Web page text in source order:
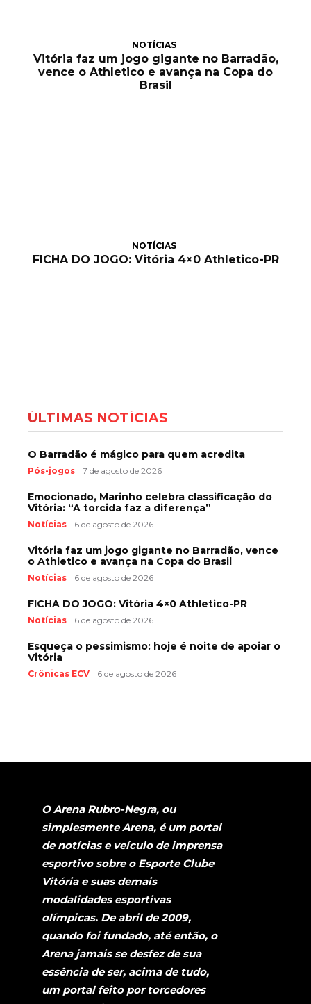
NOTÍCIAS
Vitória faz um jogo gigante no Barradão,
vence o Athletico e avança na Copa do
Brasil
NOTÍCIAS
FICHA DO JOGO: Vitória 4×0 Athletico-PR
ÚLTIMAS NOTÍCIAS
O Barradão é mágico para quem acredita
Pós-jogos 7 de agosto de 2026
Emocionado, Marinho celebra classificação do
Vitória: “A torcida faz a diferença”
Notícias 6 de agosto de 2026
Vitória faz um jogo gigante no Barradão, vence
o Athletico e avança na Copa do Brasil
Notícias 6 de agosto de 2026
FICHA DO JOGO: Vitória 4×0 Athletico-PR
Notícias 6 de agosto de 2026
Esqueça o pessimismo: hoje é noite de apoiar o
Vitória
Crônicas ECV 6 de agosto de 2026
O Arena Rubro-Negra, ou
simplesmente Arena, é um portal
de notícias e veículo de imprensa
esportivo sobre o Esporte Clube
Vitória e suas demais
modalidades esportivas
olímpicas. De abril de 2009,
quando foi fundado, até então, o
Arena jamais se desfez de sua
essência de ser, acima de tudo,
um portal feito por torcedores